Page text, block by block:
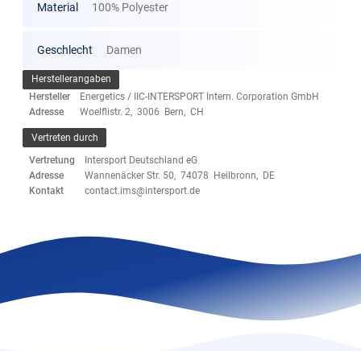
Material 100% Polyester
Geschlecht Damen
Herstellerangaben
Hersteller
Energetics / IIC-INTERSPORT Intern. Corporation GmbH
Adresse
Woelflistr. 2, 3006 Bern, CH
Vertreten durch
Vertretung
Intersport Deutschland eG
Adresse
Wannenäcker Str. 50, 74078 Heilbronn, DE
Kontakt
contact.ims@intersport.de